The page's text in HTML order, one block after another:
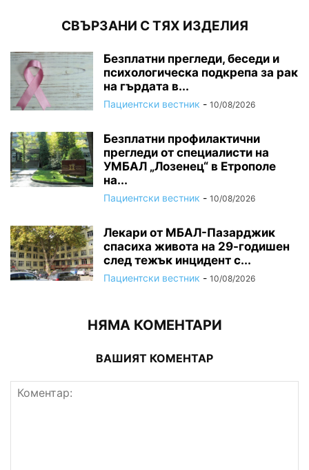
СВЪРЗАНИ С ТЯХ ИЗДЕЛИЯ
Безплатни прегледи, беседи и
психологическа подкрепа за рак
на гърдата в...
Пациентски вестник - 10/08/2026
Безплатни профилактични
прегледи от специалисти на
УМБАЛ „Лозенец“ в Етрополе
на...
Пациентски вестник - 10/08/2026
Лекари от МБАЛ-Пазарджик
спасиха живота на 29-годишен
след тежък инцидент с...
Пациентски вестник - 10/08/2026
НЯМА КОМЕНТАРИ
ВАШИЯТ КОМЕНТАР